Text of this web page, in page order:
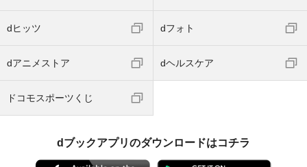
dヒッツ dフォト
dアニメストア dヘルスケア
ドコモスポーツくじ
dブックアプリのダウンロードはコチラ